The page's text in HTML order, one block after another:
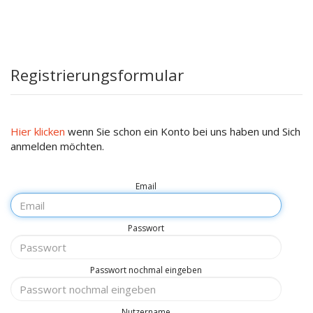
Registrierungsformular
Hier klicken wenn Sie schon ein Konto bei uns haben und Sich
anmelden möchten.
Email
Passwort
Passwort nochmal eingeben